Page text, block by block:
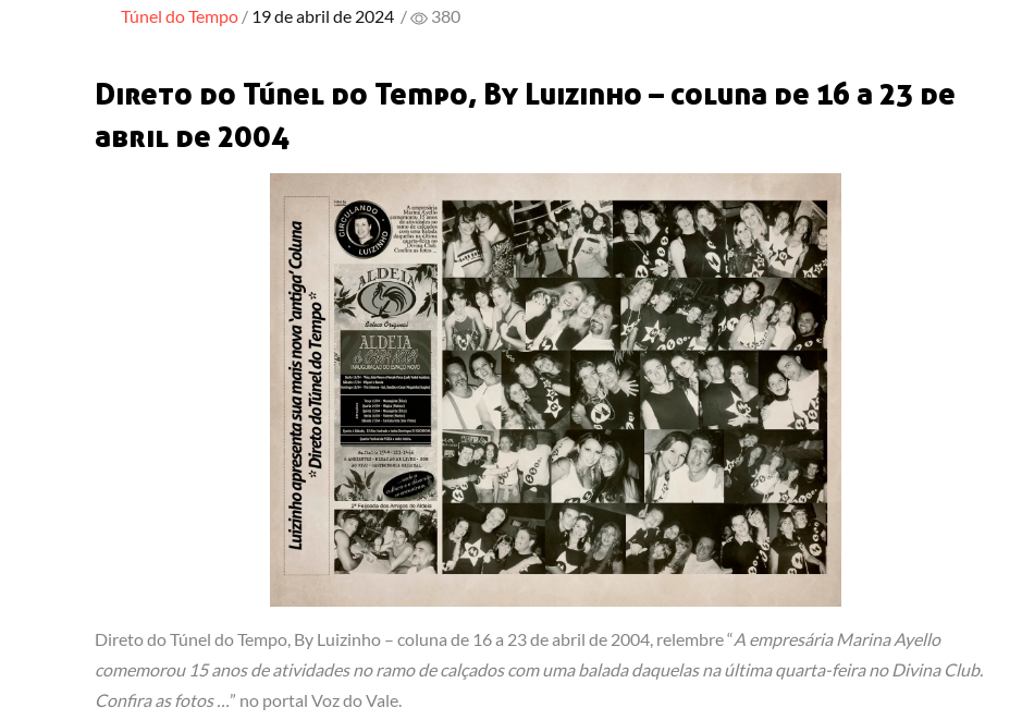
Túnel do Tempo Posted
19 de abril de 2024 / 380
Direto do Túnel do Tempo, By Luizinho – coluna de 16 a 23 de
abril de 2004
Direto do Túnel do Tempo, By Luizinho – coluna de 16 a 23 de abril de 2004, relembre “A empresária Marina Ayello
comemorou 15 anos de atividades no ramo de calçados com uma balada daquelas na última quarta-feira no Divina Club.
Confira as fotos …” no portal Voz do Vale.